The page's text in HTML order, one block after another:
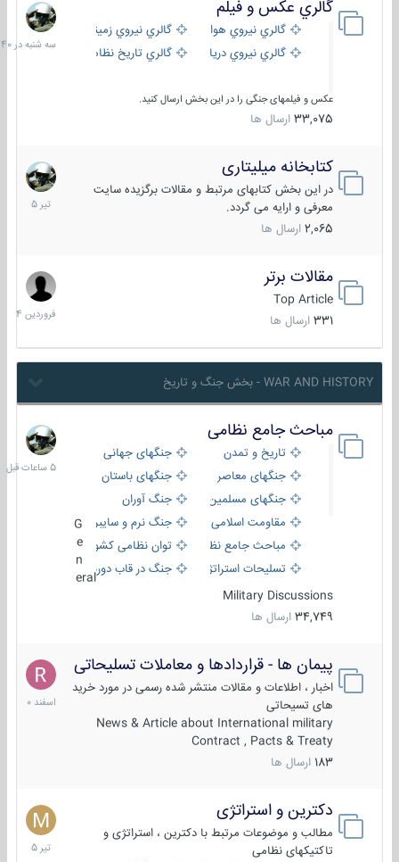
گالري عكس و فيلم
گالري نيروي هوايي
گالري نيروي زميني
گالري نيروي دريايي
گالري تاریخ نظامی
عکس و فیلمهای جنگی را در این بخش ارسال کنید.
33,075 ارسال ها
سه
شنبه
در
کتابخانه میلیتاری
در این بخش کتابهای مرتبط و مقالات برگزیده سایت
معرفی و ارایه می گردد.
2,065 ارسال ها
16
تیر
1405
مقالات برتر
Top Article
331 ارسال ها
29
فروردین
1404
WAR AND HISTORY - بخش جنگ و تاریخ
مباحث جامع نظامی
تاریخ و تمدن
جنگهای جهانی
جنگهای معاصر
جنگهای باستان
جنگهای مسلمین
جنگ آوران
مقاومت اسلامی
جنگ نرم و سایبری
مباحث جامع نظامی
توان نظامی کشورها
تسلیحات استراتژیک
جنگ در قاب دوربین
eral
Military Discussions
34,749 ارسال ها
5
ساعات
قبل
پیمان ها - قراردادها و معاملات تسلیحاتی
اخبار ، اطلاعات و مقالات منتشر شده رسمی در مورد خرید
های تسیحاتی
News & Article about International military
Contract , Pacts & Treaty
183 ارسال ها
7
اسفند
1400
دکترین و استراتژی
مطالب و موضوعات مرتبط با دکترین ، استراتژی و
تاکتیکهای نظامی
27
تیر
1405